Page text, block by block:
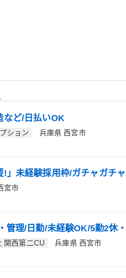
など/日払いOK
ション
兵庫県 西宮市
!」未経験採用枠/ガチャガチ
宮市
管理/日勤/未経験OK/5勤2休
関西第二CU
兵庫県 西宮市